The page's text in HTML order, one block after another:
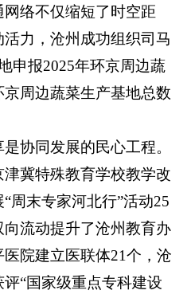
络不仅缩短了时空距
力，沧州成功组织司马
申报2025年环京周边蔬
周边蔬菜生产基地总数
协同发展的民心工程。
冀特殊教育学校教学改
周末专家河北行”活动25
流动提升了沧州教育办
院建立医联体21个，沧
“国家级重点专科建设